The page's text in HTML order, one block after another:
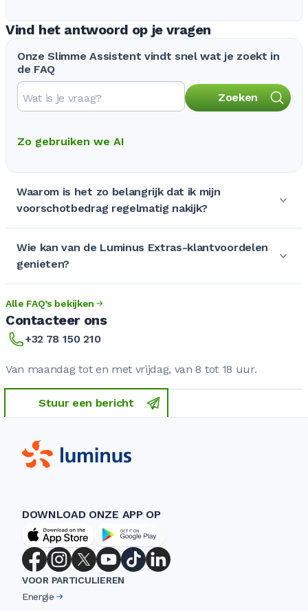
Vind het antwoord op je vragen
Onze Slimme Assistent vindt snel wat je zoekt in
de FAQ
Zoeken
Zo gebruiken we AI
Waarom is het zo belangrijk dat ik mijn
voorschotbedrag regelmatig nakijk?
Wie kan van de Luminus Extras-klantvoordelen
genieten?
Alle FAQ’s bekijken
Contacteer ons
+32 78 150 210
Van maandag tot en met vrijdag, van 8 tot 18 uur.
Stuur een bericht
DOWNLOAD ONZE APP OP
VOOR PARTICULIEREN
Energie